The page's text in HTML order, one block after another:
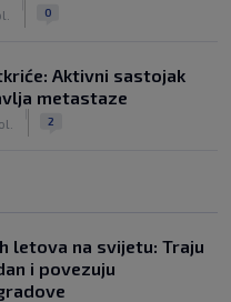
0
Aktivni sastojak
metastaze
2
letova na svijetu: Traju
i povezuju